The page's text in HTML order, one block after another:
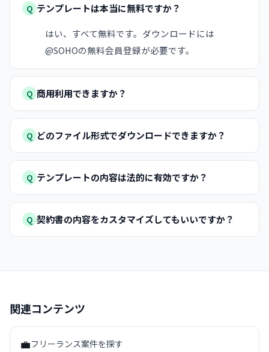
Q テンプレートは本当に無料ですか？
はい、すべて無料です。ダウンロードには
@SOHOの無料会員登録が必要です。
Q 商用利用できますか？
Q どのファイル形式でダウンロードできますか？
Q テンプレートの内容は法的に有効ですか？
Q 契約書の内容をカスタマイズしてもいいですか？
関連コンテンツ
💼フリーランス案件を探す